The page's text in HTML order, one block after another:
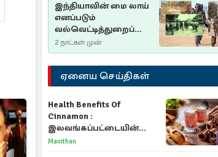
இந்தியாவின் மை லாய்
எனப்படும்
வல்வெட்டித்துறைப்
படுகொலை…
2 நாட்கள் முன்
ஏனைய செய்திகள்
Health Benefits Of
Cinnamon :
இலவங்கப்பட்டையின்
மருத்துவ குணங்களும்
Manithan